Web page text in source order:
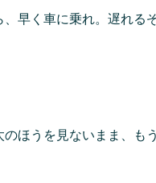
早く車に乗れ。遅れるぞ
ほうを見ないまま、も